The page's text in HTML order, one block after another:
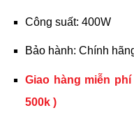
Công suất: 400W
Bảo hành: Chính
Giao hàng miễn
500k )